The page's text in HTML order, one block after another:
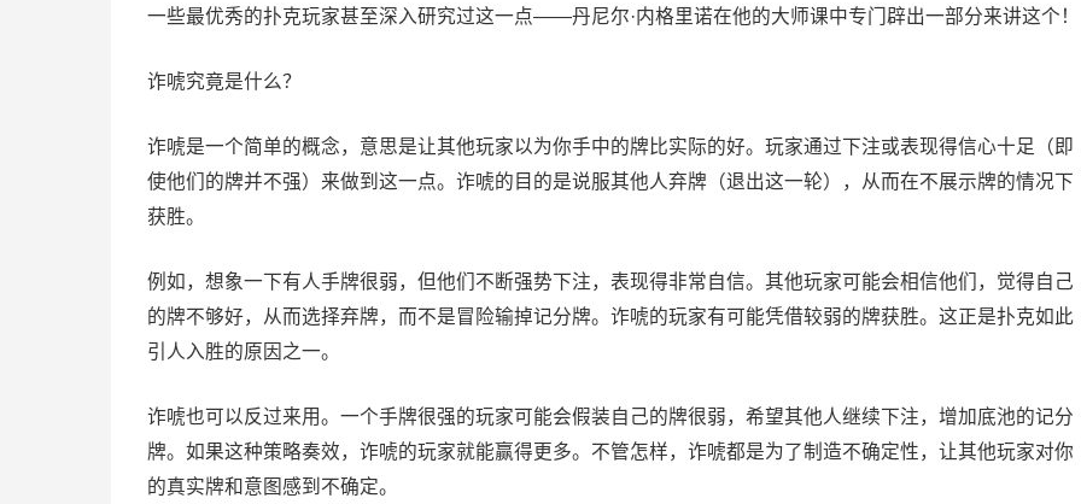
一些最优秀的扑克玩家甚至深入研究过这一点——丹尼尔·内格里诺在他的大师课中专门辟出一部分来讲这个！
诈唬究竟是什么？
诈唬是一个简单的概念，意思是让其他玩家以为你手中的牌比实际的好。玩家通过下注或表现得信心十足（即
使他们的牌并不强）来做到这一点。诈唬的目的是说服其他人弃牌（退出这一轮），从而在不展示牌的情况下
获胜。
例如，想象一下有人手牌很弱，但他们不断强势下注，表现得非常自信。其他玩家可能会相信他们，觉得自己
的牌不够好，从而选择弃牌，而不是冒险输掉记分牌。诈唬的玩家有可能凭借较弱的牌获胜。这正是扑克如此
引人入胜的原因之一。
诈唬也可以反过来用。一个手牌很强的玩家可能会假装自己的牌很弱，希望其他人继续下注，增加底池的记分
牌。如果这种策略奏效，诈唬的玩家就能赢得更多。不管怎样，诈唬都是为了制造不确定性，让其他玩家对你
的真实牌和意图感到不确定。